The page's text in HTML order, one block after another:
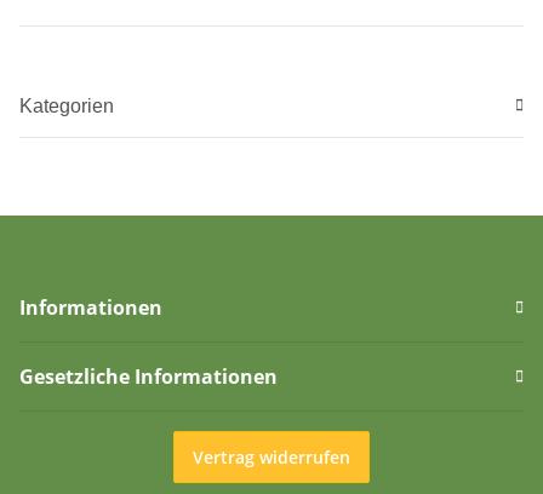
Kategorien
Informationen
Gesetzliche Informationen
Vertrag widerrufen